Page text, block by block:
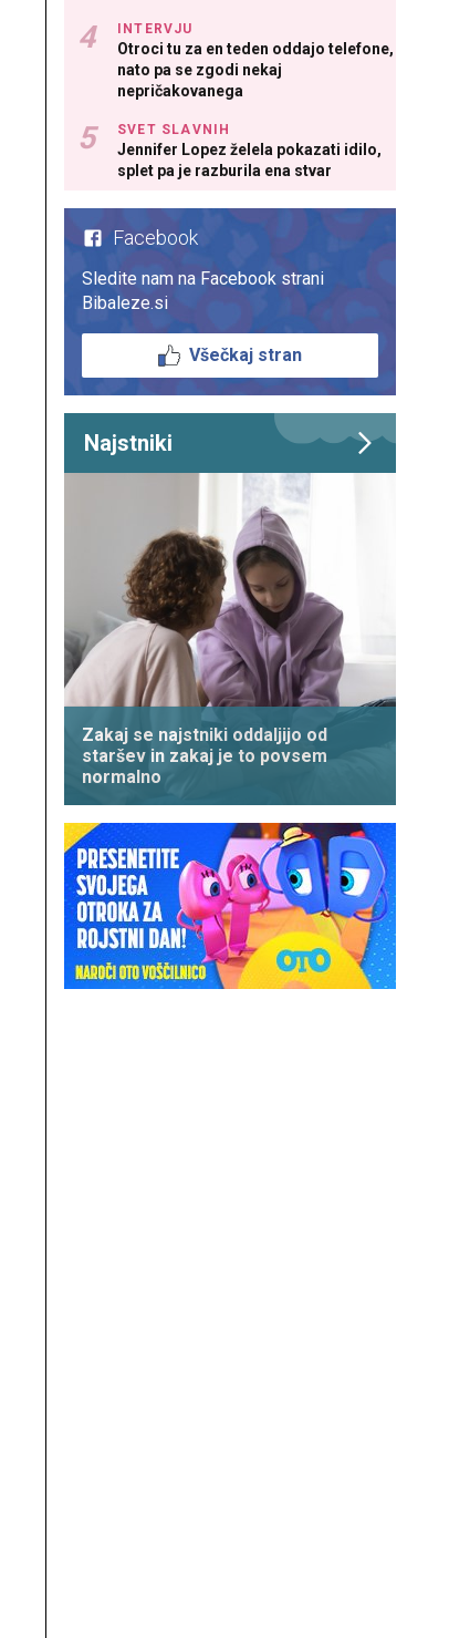
INTERVJU
Otroci tu za en teden oddajo telefone,
nato pa se zgodi nekaj
nepričakovanega
SVET SLAVNIH
Jennifer Lopez želela pokazati idilo,
splet pa je razburila ena stvar
Facebook
Sledite nam na Facebook strani
Bibaleze.si
Všečkaj stran
Najstniki
Zakaj se najstniki oddaljijo od
staršev in zakaj je to povsem
normalno